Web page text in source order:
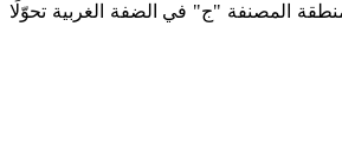
تشهد المنطقة المصنفة "ج" في الضفة الغربية تحوّلًا